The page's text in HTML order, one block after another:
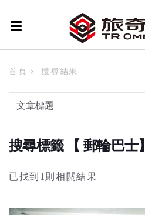
首頁 搜尋結果
搜尋標籤 【 郵輪巴士】
已找到1則相關結果